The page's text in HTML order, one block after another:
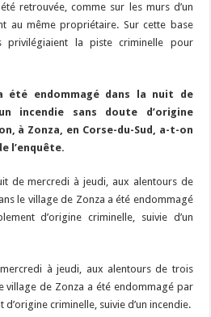
retrouvée, comme sur les murs d’un
au même propriétaire. Sur cette base
privilégiaient la piste criminelle pour
été endommagé dans la nuit de
incendie sans doute d’origine
à Zonza, en Corse-du-Sud, a-t-on
l’enquête.
de mercredi à jeudi, aux alentours de
le village de Zonza a été endommagé
d’origine criminelle, suivie d’un
à jeudi, aux alentours de trois
village de Zonza a été endommagé par
criminelle, suivie d’un incendie.